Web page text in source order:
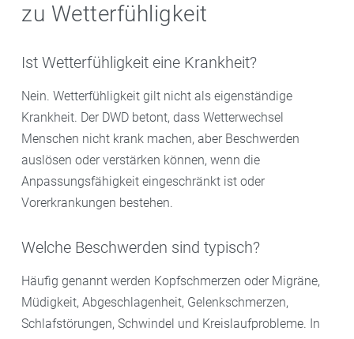
zu Wetterfühligkeit
Ist Wetterfühligkeit eine Krankheit?
Nein. Wetterfühligkeit gilt nicht als eigenständige
Krankheit. Der DWD betont, dass Wetterwechsel
Menschen nicht krank machen, aber Beschwerden
auslösen oder verstärken können, wenn die
Anpassungsfähigkeit eingeschränkt ist oder
Vorerkrankungen bestehen.
Welche Beschwerden sind typisch?
Häufig genannt werden Kopfschmerzen oder Migräne,
Müdigkeit, Abgeschlagenheit, Gelenkschmerzen,
Schlafstörungen, Schwindel und Kreislaufprobleme. In